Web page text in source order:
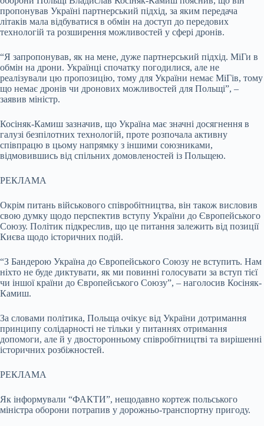
пропонував Україні партнерський підхід, за яким передача
літаків мала відбуватися в обмін на доступ до передових
технологій та розширення можливостей у сфері дронів.
“Я запропонував, як на мене, дуже партнерський підхід. МіГи в
обмін на дрони. Українці спочатку погодилися, але не
реалізували цю пропозицію, тому для України немає МіГів, тому
що немає дронів чи дронових можливостей для Польщі”, –
заявив міністр.
Косіняк-Камиш зазначив, що Україна має значні досягнення в
галузі безпілотних технологій, проте розпочала активну
співпрацю в цьому напрямку з іншими союзниками,
відмовившись від спільних домовленостей із Польщею.
РЕКЛАМА
Окрім питань військового співробітництва, він також висловив
свою думку щодо перспектив вступу України до Європейського
Союзу. Політик підкреслив, що це питання залежить від позиції
Києва щодо історичних подій.
“З Бандерою Україна до Європейського Союзу не вступить. Нам
ніхто не буде диктувати, як ми повинні голосувати за вступ тієї
чи іншої країни до Європейського Союзу”, – наголосив Косіняк-
Камиш.
За словами політика, Польща очікує від України дотримання
принципу солідарності не тільки у питаннях отримання
допомоги, але й у двосторонньому співробітництві та вирішенні
історичних розбіжностей.
РЕКЛАМА
Як інформували “ФАКТИ”, нещодавно кортеж польського
міністра оборони потрапив у дорожньо-транспортну пригоду.